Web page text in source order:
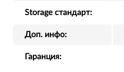
Storage стандарт:
Доп. инфо:
Гаранция: